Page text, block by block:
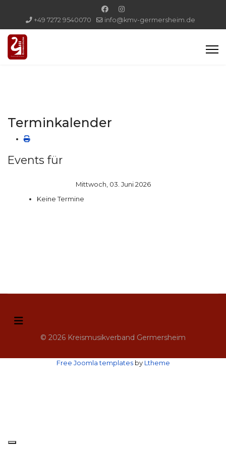
+49 7272 9540070 info@kmv-germersheim.de
Terminkalender
Events für
Mittwoch, 03. Juni 2026
Keine Termine
© 2026 Kreismusikverband Germersheim
Free Joomla templatesby Ltheme